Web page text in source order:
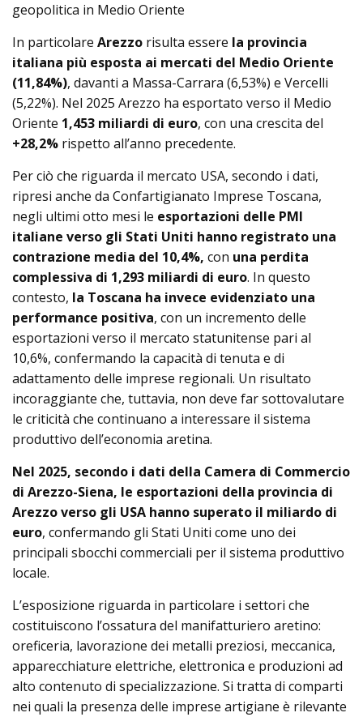
geopolitica in Medio Oriente
In particolare Arezzo risulta essere la provincia
italiana più esposta ai mercati del Medio Oriente
(11,84%), davanti a Massa-Carrara (6,53%) e Vercelli
(5,22%). Nel 2025 Arezzo ha esportato verso il Medio
Oriente 1,453 miliardi di euro, con una crescita del
+28,2% rispetto all’anno precedente.
Per ciò che riguarda il mercato USA, secondo i dati,
ripresi anche da Confartigianato Imprese Toscana,
negli ultimi otto mesi le esportazioni delle PMI
italiane verso gli Stati Uniti hanno registrato una
contrazione media del 10,4%, con una perdita
complessiva di 1,293 miliardi di euro. In questo
contesto, la Toscana ha invece evidenziato una
performance positiva, con un incremento delle
esportazioni verso il mercato statunitense pari al
10,6%, confermando la capacità di tenuta e di
adattamento delle imprese regionali. Un risultato
incoraggiante che, tuttavia, non deve far sottovalutare
le criticità che continuano a interessare il sistema
produttivo dell’economia aretina.
Nel 2025, secondo i dati della Camera di Commercio
di Arezzo-Siena, le esportazioni della provincia di
Arezzo verso gli USA hanno superato il miliardo di
euro, confermando gli Stati Uniti come uno dei
principali sbocchi commerciali per il sistema produttivo
locale.
L’esposizione riguarda in particolare i settori che
costituiscono l’ossatura del manifatturiero aretino:
oreficeria, lavorazione dei metalli preziosi, meccanica,
apparecchiature elettriche, elettronica e produzioni ad
alto contenuto di specializzazione. Si tratta di comparti
nei quali la presenza delle imprese artigiane è rilevante